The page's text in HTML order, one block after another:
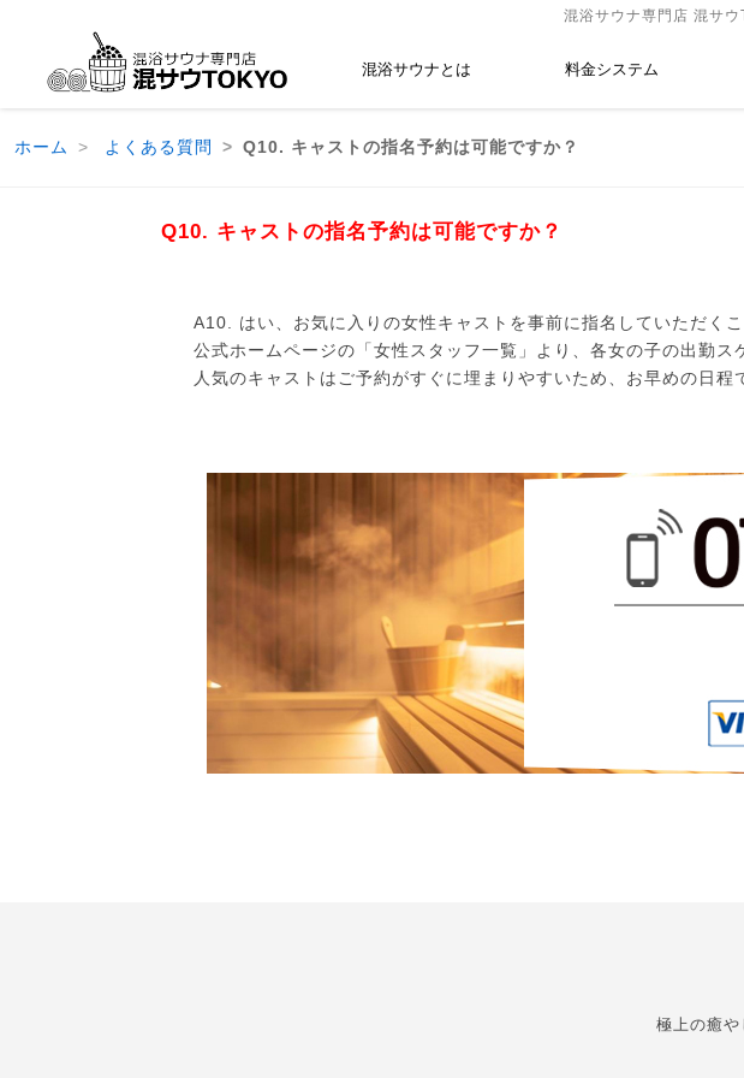
混浴サウナ専門店 混サ
混浴サウナとは 料金システム
ホーム よくある質問 Q10. キャストの指名予約は可能ですか？
Q10. キャストの指名予約は可能ですか？
A10. はい、お気に入りの女性キャストを事前に指名していただくこ
公式ホームページの「女性スタッフ一覧」より、各女の子の出勤
人気のキャストはご予約がすぐに埋まりやすいため、お早めの日程
極上の癒や